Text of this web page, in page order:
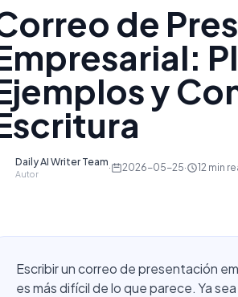
de
y
Daily AI Writer Team
Autor
· 2026-05-25· 12 min
Escribir un correo de presentación
es más difícil de lo que parece. Ya